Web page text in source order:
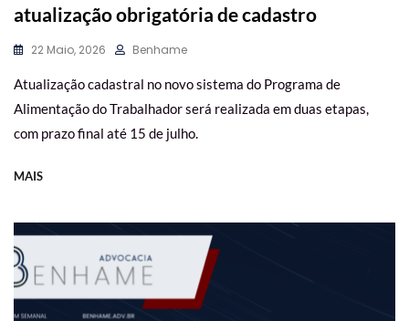
atualização obrigatória de cadastro
22 Maio, 2026 Benhame
Atualização cadastral no novo sistema do Programa de
Alimentação do Trabalhador será realizada em duas etapas,
com prazo final até 15 de julho.
MAIS